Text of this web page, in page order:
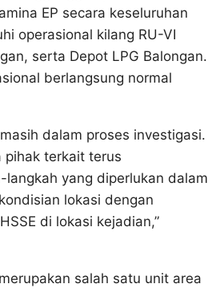
EP secara keseluruhan
operasional kilang RU-VI
serta Depot LPG Balongan.
berlangsung normal
dalam proses investigasi.
pihak terkait terus
langkah yang diperlukan dalam
lokasi dengan
di lokasi kejadian,”
salah satu unit area